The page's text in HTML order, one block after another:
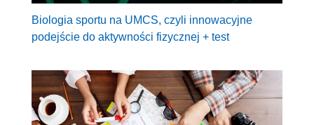
Biologia sportu na UMCS, czyli innowacyjne
podejście do aktywności fizycznej + test